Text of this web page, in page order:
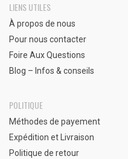
LIENS UTILES
À propos de nous
Pour nous contacter
Foire Aux Questions
Blog – Infos & conseils
POLITIQUE
Méthodes de payement
Expédition et Livraison
Politique de retour